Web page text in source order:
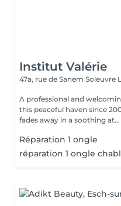
Institut Valérie
47a, rue de Sanem Soleuvre
A professional and
this peaceful haven since
fades away in a soothing at...
Réparation 1 ongle
réparation 1 ongle